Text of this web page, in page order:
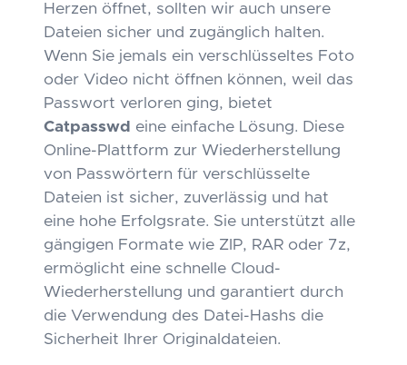
Herzen öffnet, sollten wir auch unsere
Dateien sicher und zugänglich halten.
Wenn Sie jemals ein verschlüsseltes Foto
oder Video nicht öffnen können, weil das
Passwort verloren ging, bietet
Catpasswd eine einfache Lösung. Diese
Online-Plattform zur Wiederherstellung
von Passwörtern für verschlüsselte
Dateien ist sicher, zuverlässig und hat
eine hohe Erfolgsrate. Sie unterstützt alle
gängigen Formate wie ZIP, RAR oder 7z,
ermöglicht eine schnelle Cloud-
Wiederherstellung und garantiert durch
die Verwendung des Datei-Hashs die
Sicherheit Ihrer Originaldateien.